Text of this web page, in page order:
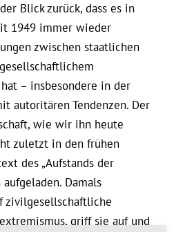
Blick zurück, dass es in
1949 immer wieder
zwischen staatlichen
– insbesondere in der
autoritären Tendenzen. Der
wie wir ihn heute
zuletzt in den frühen
des „Aufstands der
Damals
zivilgesellschaftliche
griff sie auf und